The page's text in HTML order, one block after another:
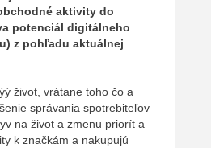
aktivity do
potenciál digitálneho
z pohľadu aktuálnej
život, vrátane toho čo a
správania spotrebiteľov
na život a zmenu priorít a
k značkám a nakupujú